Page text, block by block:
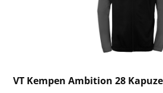
VT Kempen Ambition 28